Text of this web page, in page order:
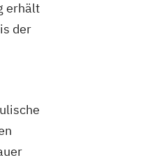
erhält
der